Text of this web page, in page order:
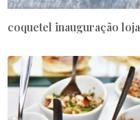
coquetel inauguração loja